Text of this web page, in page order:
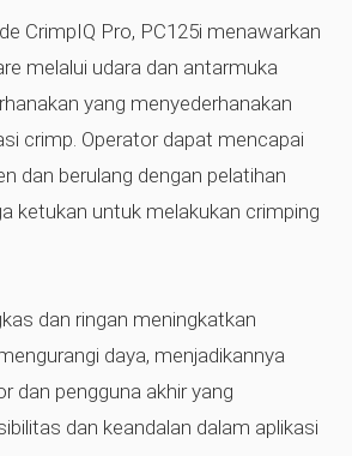
CrimpIQ Pro, PC125i menawarkan
melalui udara dan antarmuka
yang menyederhanakan
crimp. Operator dapat mencapai
dan berulang dengan pelatihan
ketukan untuk melakukan crimping
dan ringan meningkatkan
daya, menjadikannya
dan pengguna akhir yang
dan keandalan dalam aplikasi